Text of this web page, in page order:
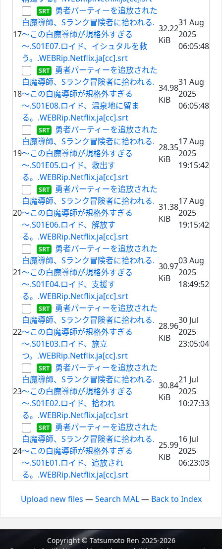
17
勇者パーティーを追放された
白魔導師、Sランク冒険者に拾われる.
～この白魔導師が規格外すぎる
～.S01E07.ロイド、イシュタルを救
う。.WEBRip.Netflix.ja[cc].srt
32.22
KiB
31 Aug
2025
06:05:48
18
勇者パーティーを追放された
白魔導師、Sランク冒険者に拾われる.
～この白魔導師が規格外すぎる
～.S01E08.ロイド、温泉地に留ま
る。.WEBRip.Netflix.ja[cc].srt
34.98
KiB
31 Aug
2025
06:05:48
19
勇者パーティーを追放された
白魔導師、Sランク冒険者に拾われる.
～この白魔導師が規格外すぎる
～.S01E05.ロイド、救出す
る。.WEBRip.Netflix.ja[cc].srt
28.35
KiB
17 Aug
2025
19:15:42
20
勇者パーティーを追放された
白魔導師、Sランク冒険者に拾われる.
～この白魔導師が規格外すぎる
～.S01E06.ロイド、解放す
る。.WEBRip.Netflix.ja[cc].srt
31.38
KiB
17 Aug
2025
19:15:42
21
勇者パーティーを追放された
白魔導師、Sランク冒険者に拾われる.
～この白魔導師が規格外すぎる
～.S01E04.ロイド、支援す
る。.WEBRip.Netflix.ja[cc].srt
30.97
KiB
03 Aug
2025
18:49:52
22
勇者パーティーを追放された
白魔導師、Sランク冒険者に拾われる.
～この白魔導師が規格外すぎる
～.S01E03.ロイド、旅立
つ。.WEBRip.Netflix.ja[cc].srt
28.96
KiB
30 Jul
2025
23:05:04
23
勇者パーティーを追放された
白魔導師、Sランク冒険者に拾われる.
～この白魔導師が規格外すぎる
～.S01E02.ロイド、拾われ
る。.WEBRip.Netflix.ja[cc].srt
30.84
KiB
21 Jul
2025
10:27:33
24
勇者パーティーを追放された
白魔導師、Sランク冒険者に拾われる.
～この白魔導師が規格外すぎる
～.S01E01.ロイド、追放され
る。.WEBRip.Netflix.ja[cc].srt
25.99
KiB
16 Jul
2025
06:23:03
Upload new files —Search MAL— Back to Index
Copyright © Tatsumoto Ren 2025-2026